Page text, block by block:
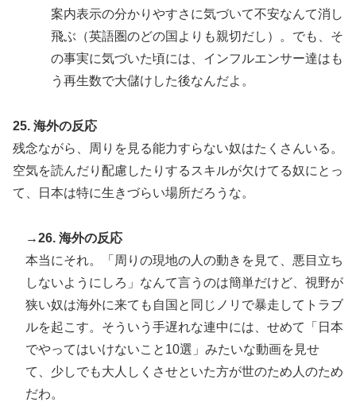
案内表示の分かりやすさに気づいて不安なんて消し
飛ぶ（英語圏のどの国よりも親切だし）。でも、そ
の事実に気づいた頃には、インフルエンサー達はも
う再生数で大儲けした後なんだよ。
25. 海外の反応
残念ながら、周りを見る能力すらない奴はたくさんいる。
空気を読んだり配慮したりするスキルが欠けてる奴にとっ
て、日本は特に生きづらい場所だろうな。
→26. 海外の反応
本当にそれ。「周りの現地の人の動きを見て、悪目立ち
しないようにしろ」なんて言うのは簡単だけど、視野が
狭い奴は海外に来ても自国と同じノリで暴走してトラブ
ルを起こす。そういう手遅れな連中には、せめて「日本
でやってはいけないこと10選」みたいな動画を見せ
て、少しでも大人しくさせといた方が世のため人のため
だわ。